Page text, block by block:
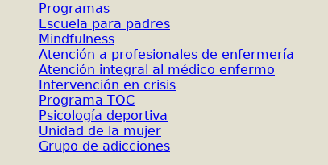
Programas
Escuela para padres
Mindfulness
Atención a profesionales de enfermería
Atención integral al médico enfermo
Intervención en crisis
Programa TOC
Psicología deportiva
Unidad de la mujer
Grupo de adicciones